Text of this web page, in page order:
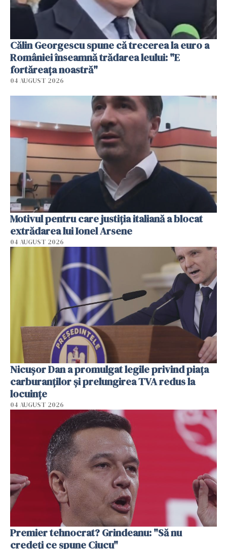
Călin Georgescu spune că trecerea la euro a
României înseamnă trădarea leului: "E
fortăreața noastră"
04 AUGUST 2026
Motivul pentru care justiția italiană a blocat
extrădarea lui Ionel Arsene
04 AUGUST 2026
Nicuşor Dan a promulgat legile privind piaţa
carburanţilor şi prelungirea TVA redus la
locuinţe
04 AUGUST 2026
Premier tehnocrat? Grindeanu: "Să nu
credeți ce spune Ciucu"